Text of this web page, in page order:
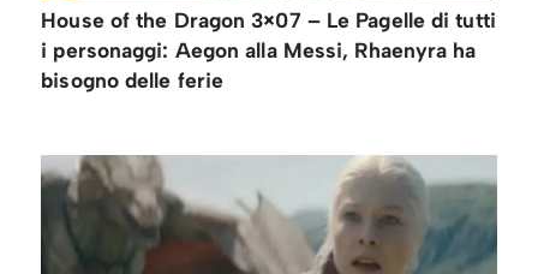
House of the Dragon 3×07 – Le Pagelle di tutti
i personaggi: Aegon alla Messi, Rhaenyra ha
bisogno delle ferie